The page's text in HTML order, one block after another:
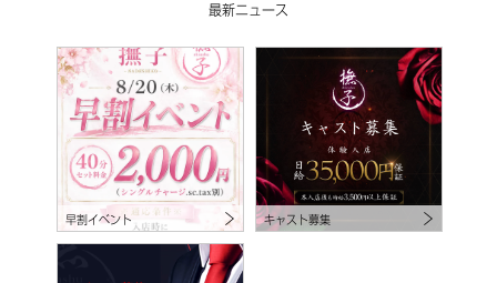
最新ニュース
早割イベント キャスト募集